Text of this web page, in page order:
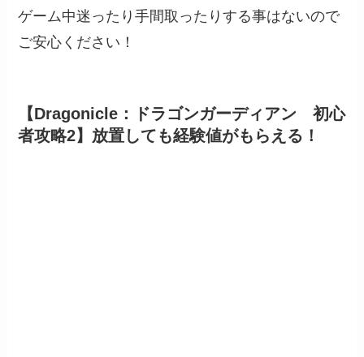
ゲーム中迷ったり手間取ったりする事はないので
ご安心ください！
【Dragonicle：ドラゴンガーディアン 初心
者攻略2】放置しても経験値がもらえる！